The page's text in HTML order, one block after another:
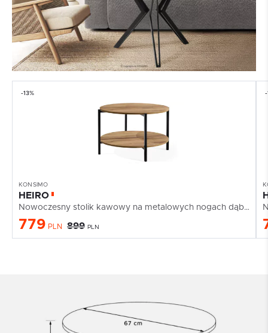
-13%
KONSIMO
HEIRO
Nowoczesny stolik kawowy na metalowych nogach dąb...
779 PLN 899 PLN
-